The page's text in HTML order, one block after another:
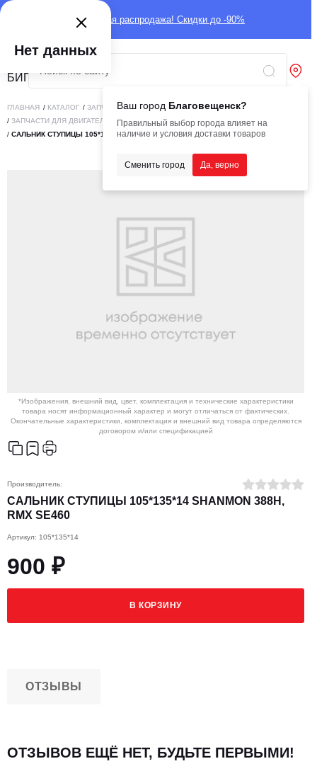
Глобальная распродажа! Скидки до -90%
Ваш город Благовещенск?
Правильный выбор города влияет на
наличие и условия доставки товаров
Сменить город Да, верно
ГЛАВНАЯ / КАТАЛОГ / ЗАПЧАСТИ /ЗАПЧАСТИ ДЛЯ ДВИГАТЕЛЕЙ
/ ЗАПЧАСТИ ДЛЯ ДВИГАТЕЛЕЙ CHANGCHAI
/ САЛЬНИК СТУПИЦЫ 105*135*14 SHANMON 388H, RMX SE460
*Изображения, внешний вид, цвет, комплектация и технические характеристики
товара носят информационный характер и могут отличаться от фактических.
Окончательные характеристики, комплектация и внешний вид товара определяются
договором и/или спецификацией
Производитель:
САЛЬНИК СТУПИЦЫ 105*135*14 SHANMON 388H,
RMX SE460
Артикул: 105*135*14
900 ₽
В КОРЗИНУ
ОТЗЫВЫ
ОТЗЫВОВ ЕЩЁ НЕТ, БУДЬТЕ ПЕРВЫМИ!
Нет данных